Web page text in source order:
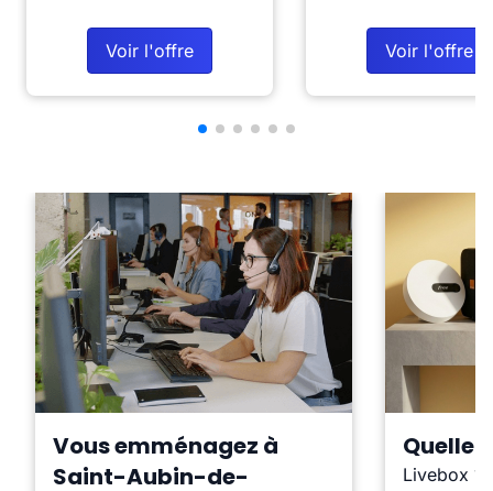
Voir l'offre Voir l'offre
Vous emménagez à
Saint-Aubin-de-
Quelle
Livebox ?